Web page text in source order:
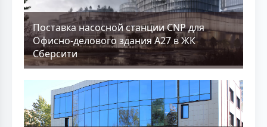
Поставка насосной станции CNP для
Офисно-делового здания А27 в ЖК
Сберсити